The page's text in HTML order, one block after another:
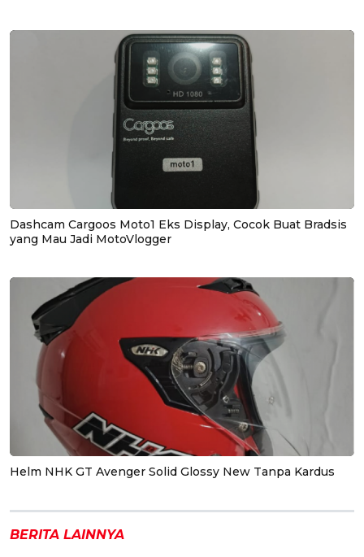
Dashcam Cargoos Moto1 Eks Display, Cocok Buat Bradsis
yang Mau Jadi MotoVlogger
Helm NHK GT Avenger Solid Glossy New Tanpa Kardus
BERITA LAINNYA